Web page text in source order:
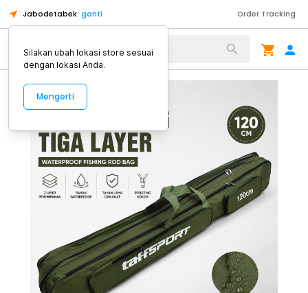
Jabodetabek ganti Order Tracking
Alat Kopi
Silakan ubah lokasi store sesuai
dengan lokasi Anda.
Mengerti